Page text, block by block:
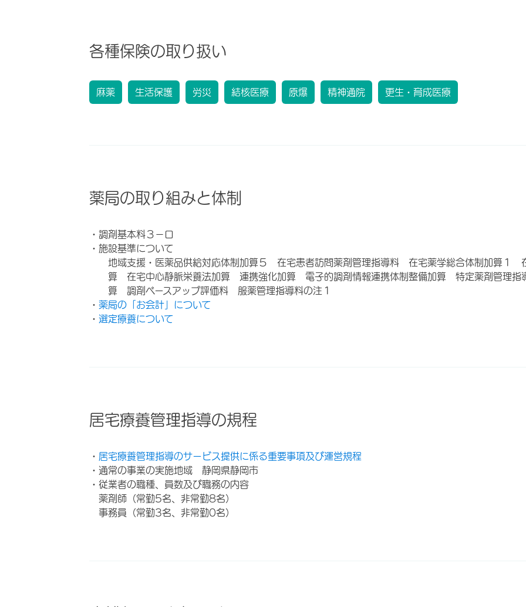
各種保険の取り扱い
麻薬 生活保護 労災 結核医療 原爆 精神通院 更生・育成医療
薬局の取り組みと体制
・調剤基本料３－ロ
・施設基準について
地域支援・医薬品供給対応体制加算５ 在宅患者訪問薬剤管理指導料 在宅薬学総合体制加算１
算 在宅中心静脈栄養法加算 連携強化加算 電子的調剤情報連携体制整備加算 特定薬剤管理指
算 調剤ベースアップ評価料 服薬管理指導料の注１
・ 薬局の「お会計」について
・ 選定療養について
居宅療養管理指導の規程
・ 居宅療養管理指導のサービス提供に係る重要事項及び運営規程
・通常の事業の実施地域 静岡県静岡市
・従業者の職種、員数及び職務の内容
薬剤師（常勤5名、非常勤8名）
事務員（常勤3名、非常勤0名）